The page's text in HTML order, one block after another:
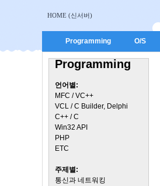
HOME (신서버)
Programming O/S
Programming
언어별:
MFC / VC++
VCL / C Builder, Delphi
C++ / C
Win32 API
PHP
ETC
주제별:
통신과 네트워킹